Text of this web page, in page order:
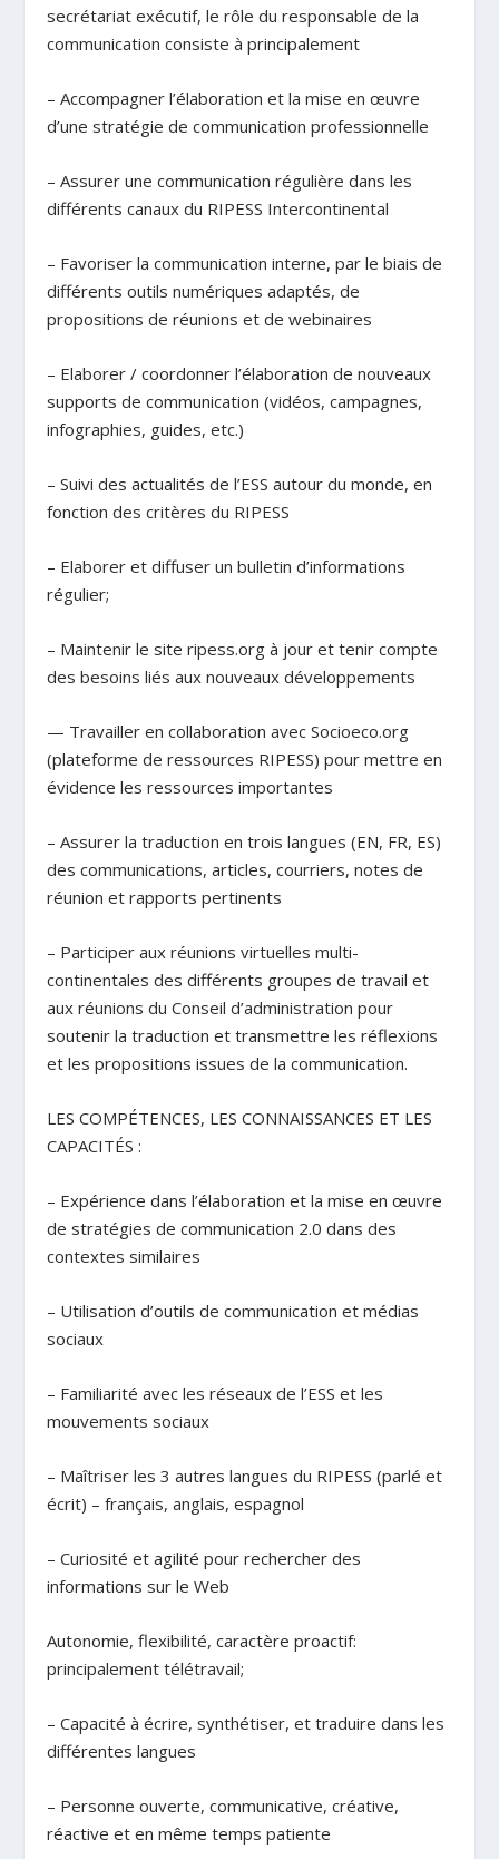
secrétariat exécutif, le rôle du responsable de la
communication consiste à principalement
– Accompagner l’élaboration et la mise en œuvre
d’une stratégie de communication professionnelle
– Assurer une communication régulière dans les
différents canaux du RIPESS Intercontinental
– Favoriser la communication interne, par le biais de
différents outils numériques adaptés, de
propositions de réunions et de webinaires
– Elaborer / coordonner l’élaboration de nouveaux
supports de communication (vidéos, campagnes,
infographies, guides, etc.)
– Suivi des actualités de l’ESS autour du monde, en
fonction des critères du RIPESS
– Elaborer et diffuser un bulletin d’informations
régulier;
– Maintenir le site ripess.org à jour et tenir compte
des besoins liés aux nouveaux développements
— Travailler en collaboration avec Socioeco.org
(plateforme de ressources RIPESS) pour mettre en
évidence les ressources importantes
– Assurer la traduction en trois langues (EN, FR, ES)
des communications, articles, courriers, notes de
réunion et rapports pertinents
– Participer aux réunions virtuelles multi-
continentales des différents groupes de travail et
aux réunions du Conseil d’administration pour
soutenir la traduction et transmettre les réflexions
et les propositions issues de la communication.
LES COMPÉTENCES, LES CONNAISSANCES ET LES
CAPACITÉS :
– Expérience dans l’élaboration et la mise en œuvre
de stratégies de communication 2.0 dans des
contextes similaires
– Utilisation d’outils de communication et médias
sociaux
– Familiarité avec les réseaux de l’ESS et les
mouvements sociaux
– Maîtriser les 3 autres langues du RIPESS (parlé et
écrit) – français, anglais, espagnol
– Curiosité et agilité pour rechercher des
informations sur le Web
Autonomie, flexibilité, caractère proactif:
principalement télétravail;
– Capacité à écrire, synthétiser, et traduire dans les
différentes langues
– Personne ouverte, communicative, créative,
réactive et en même temps patiente